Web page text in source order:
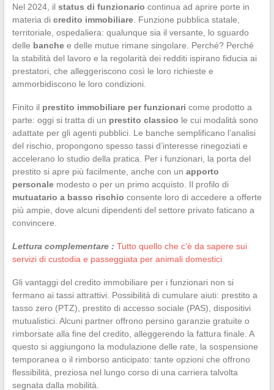
Nel 2024, il status di funzionario continua ad aprire porte in
materia di credito immobiliare. Funzione pubblica statale,
territoriale, ospedaliera: qualunque sia il versante, lo sguardo
delle banchee delle mutue rimane singolare. Perché? Perché
la stabilità del lavoro e la regolarità dei redditi ispirano fiducia ai
prestatori, che alleggeriscono così le loro richieste e
ammorbidiscono le loro condizioni.
Finito il prestito immobiliare per funzionari come prodotto a
parte: oggi si tratta di un prestito classico le cui modalità sono
adattate per gli agenti pubblici. Le banche semplificano l’analisi
del rischio, propongono spesso tassi d’interesse rinegoziati e
accelerano lo studio della pratica. Per i funzionari, la porta del
prestito si apre più facilmente, anche con un apporto
personalemodesto o per un primo acquisto. Il profilo di
mutuatario a basso rischio consente loro di accedere a offerte
più ampie, dove alcuni dipendenti del settore privato faticano a
convincere.
Lettura complementare : Tutto quello che c'è da sapere sui
servizi di custodia e passeggiata per animali domestici
Gli vantaggi del credito immobiliare per i funzionari non si
fermano ai tassi attrattivi. Possibilità di cumulare aiuti: prestito a
tasso zero (PTZ), prestito di accesso sociale (PAS), dispositivi
mutualistici. Alcuni partner offrono persino garanzie gratuite o
rimborsate alla fine del credito, alleggerendo la fattura finale. A
questo si aggiungono la modulazione delle rate, la sospensione
temporanea o il rimborso anticipato: tante opzioni che offrono
flessibilità, preziosa nel lungo corso di una carriera talvolta
segnata dalla mobilità.